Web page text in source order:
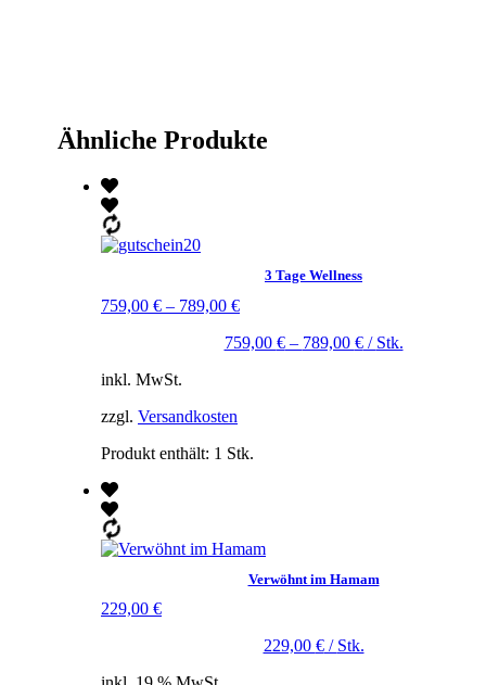
Ähnliche Produkte
3 Tage Wellness
759,00 € – 789,00 €
759,00 €– 789,00 €/ Stk.
inkl. MwSt.
zzgl. Versandkosten
Produkt enthält: 1 Stk.
Verwöhnt im Hamam
229,00 €
229,00 €/ Stk.